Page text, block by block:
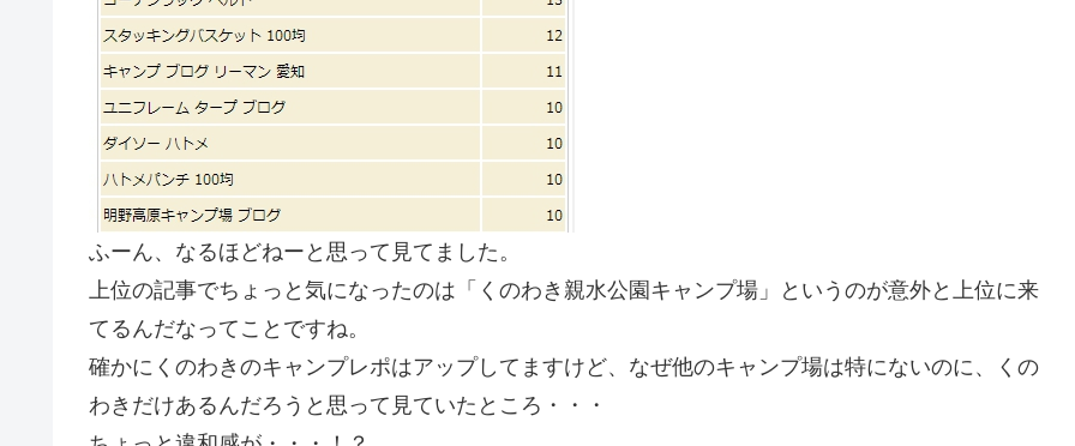
ふーん、なるほどねーと思って見てました。
上位の記事でちょっと気になったのは「くのわき親水公園キャンプ場」というのが意外と上位に来
てるんだなってことですね。
確かにくのわきのキャンプレポはアップしてますけど、なぜ他のキャンプ場は特にないのに、くの
わきだけあるんだろうと思って見ていたところ・・・